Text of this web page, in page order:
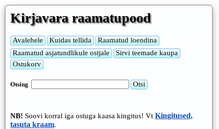
Kirjavara raamatupood
Otsing
NB! Soovi korral iga ostuga kaasa kingitus! Vt Kingitused,
tasuta kraam.